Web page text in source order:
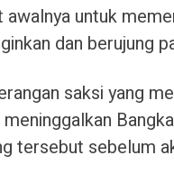
awalnya untuk
dan berujung
saksi yang
tersebut sebelum